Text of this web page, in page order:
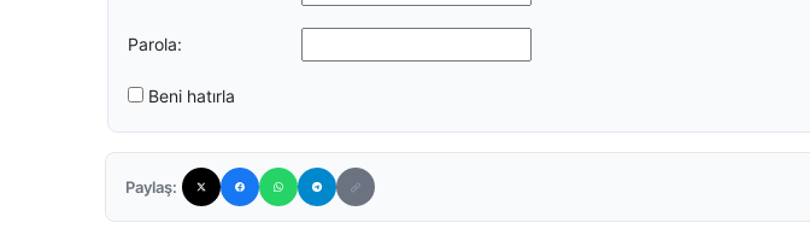
Parola:
Beni hatırla
Paylaş: